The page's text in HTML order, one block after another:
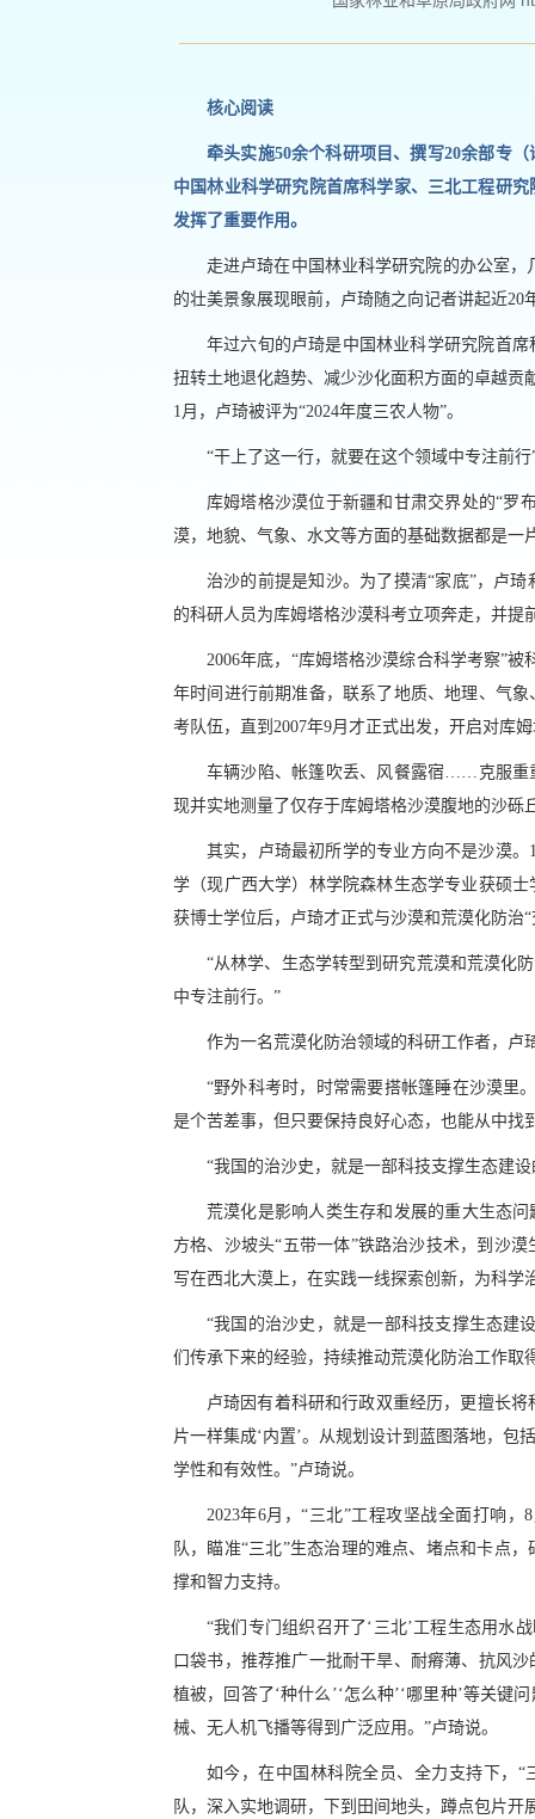
核心阅读
牵头实施50余个科研项目、撰写20余部专
中国林业科学研究院首席科学家、三北工程研
发挥了重要作用。
走进卢琦在中国林业科学研究院的办公室
的壮美景象展现眼前，卢琦随之向记者讲起近
年过六旬的卢琦是中国林业科学研究院首
扭转土地退化趋势、减少沙化面积方面的卓越贡
1月，卢琦被评为“2024年度三农人物”。
“干上了这一行，就要在这个领域中专注前行
库姆塔格沙漠位于新疆和甘肃交界处的“罗
漠，地貌、气象、水文等方面的基础数据都是一
治沙的前提是知沙。为了摸清“家底”，卢
的科研人员为库姆塔格沙漠科考立项奔走，并提
2006年底，“库姆塔格沙漠综合科学考察”
年时间进行前期准备，联系了地质、地理、气
考队伍，直到2007年9月才正式出发，开启对库
车辆沙陷、帐篷吹丢、风餐露宿……克服重
现并实地测量了仅存于库姆塔格沙漠腹地的沙
其实，卢琦最初所学的专业方向不是沙漠
学（现广西大学）林学院森林生态学专业获硕
获博士学位后，卢琦才正式与沙漠和荒漠化防治“
“从林学、生态学转型到研究荒漠和荒漠化
中专注前行。”
作为一名荒漠化防治领域的科研工作者，卢
“野外科考时，时常需要搭帐篷睡在沙漠里
是个苦差事，但只要保持良好心态，也能从中找
“我国的治沙史，就是一部科技支撑生态建设
荒漠化是影响人类生存和发展的重大生态
方格、沙坡头“五带一体”铁路治沙技术，到沙
写在西北大漠上，在实践一线探索创新，为科学
“我国的治沙史，就是一部科技支撑生态建
们传承下来的经验，持续推动荒漠化防治工作取
卢琦因有着科研和行政双重经历，更擅长
片一样集成‘内置’。从规划设计到蓝图落地，
学性和有效性。”卢琦说。
2023年6月，“三北”工程攻坚战全面打响
队，瞄准“三北”生态治理的难点、堵点和卡点
撑和智力支持。
“我们专门组织召开了‘三北’工程生态用水
口袋书，推荐推广一批耐干旱、耐瘠薄、抗风
植被，回答了‘种什么’‘怎么种’‘哪里种’等关
械、无人机飞播等得到广泛应用。”卢琦说。
如今，在中国林科院全员、全力支持下，
队，深入实地调研，下到田间地头，蹲点包片开